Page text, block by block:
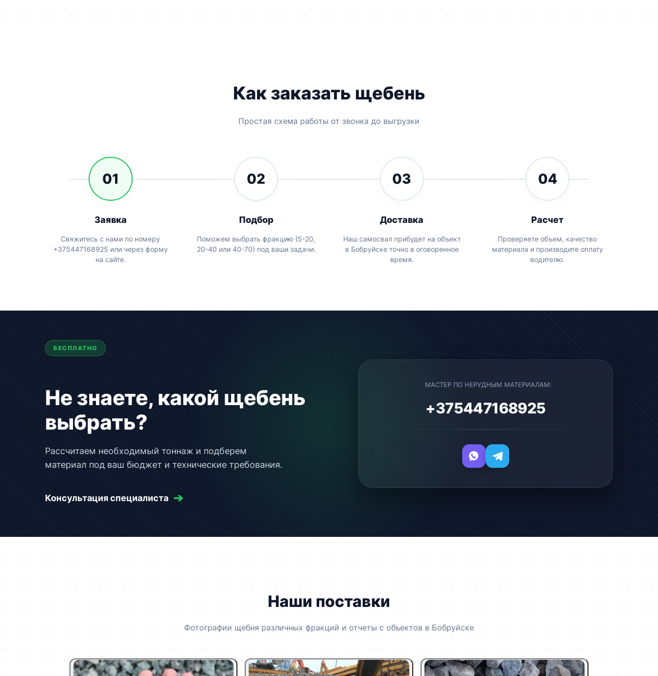
Как заказать щебень
Простая схема работы от звонка до выгрузки
01
Заявка
Свяжитесь с нами по номеру
+375447168925 или через форму
на сайте.
02
Подбор
Поможем выбрать фракцию (5-20,
20-40 или 40-70) под ваши задачи.
03
Доставка
Наш самосвал прибудет на объект
в Бобруйске точно в оговоренное
время.
04
Расчет
Проверяете объем, качество
материала и производите оплату
водителю.
БЕСПЛАТНО
Не знаете, какой щебень
выбрать?
Рассчитаем необходимый тоннаж и подберем
материал под ваш бюджет и технические требования.
Консультация специалиста ➔
МАСТЕР ПО НЕРУДНЫМ МАТЕРИАЛАМ:
+375447168925
Наши поставки
Фотографии щебня различных фракций и отчеты с объектов в Бобруйске